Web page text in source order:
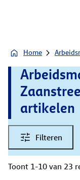
Home
artikelen
Filteren
Toont 1-10 van 23